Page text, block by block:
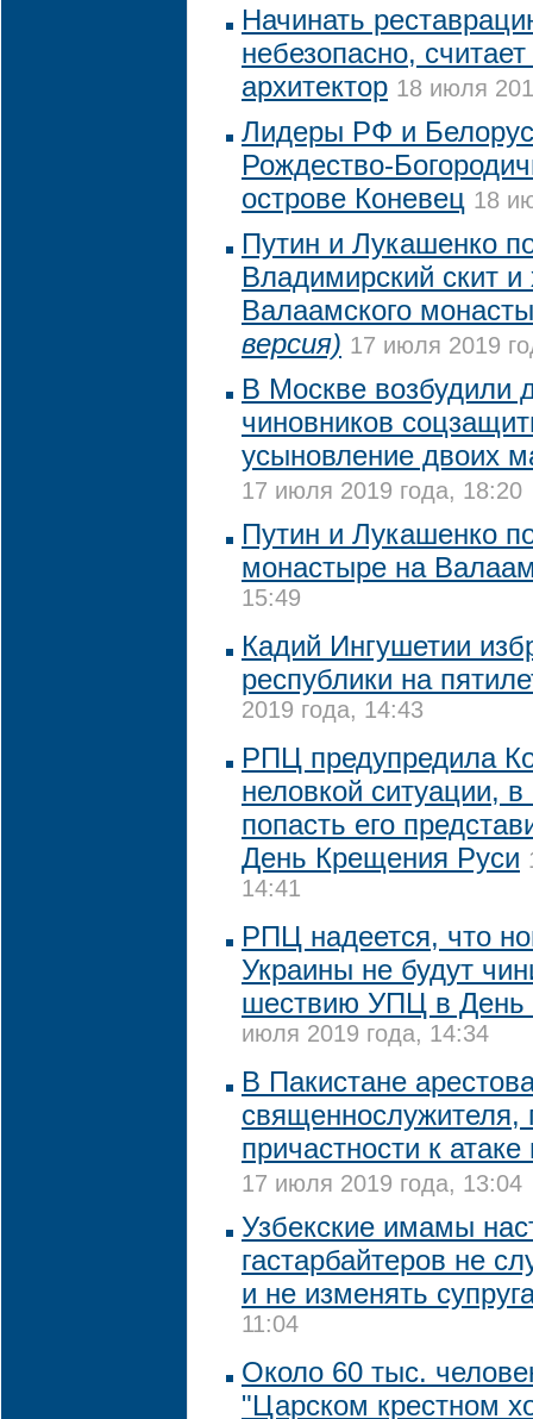
Начинать
небезопасно,
архитектор 18 июля
Лидеры РФ и
Рождество-
острове Коневец 18
Путин и Лукашенко
Владимирский скит
Валаамского
версия) 17 июля 2019
В Москве возбудили
чиновников
усыновление двоих
17 июля 2019 года, 18:20
Путин и Лукашенко
монастыре на
15:49
Кадий Ингушетии
республики на
2019 года, 14:43
РПЦ предупредила
неловкой ситуации,
попасть его
День Крещения Руси
14:41
РПЦ надеется, что
Украины не будут
шествию УПЦ в День
июля 2019 года, 14:34
В Пакистане
священнослужителя,
причастности к
17 июля 2019 года, 13:04
Узбекские имамы
гастарбайтеров не
и не изменять
11:04
Около 60 тыс.
"Царском крестном